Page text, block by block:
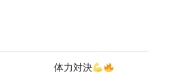
体力対決